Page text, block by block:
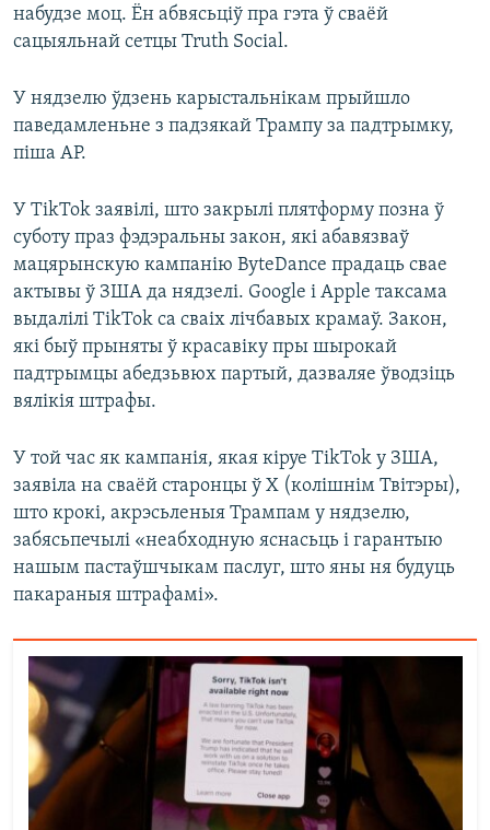
набудзе моц. Ён абвясьціў пра гэта ў сваёй
сацыяльнай сетцы Truth Social.
У нядзелю ўдзень карыстальнікам прыйшло
паведамленьне з падзякай Трампу за падтрымку,
піша АР.
У TikTok заявілі, што закрылі плятформу позна ў
суботу праз фэдэральны закон, які абавязваў
мацярынскую кампанію ByteDance прадаць свае
актывы ў ЗША да нядзелі. Google і Apple таксама
выдалілі TikTok са сваіх лічбавых крамаў. Закон,
які быў прыняты ў красавіку пры шырокай
падтрымцы абедзьвюх партый, дазваляе ўводзіць
вялікія штрафы.
У той час як кампанія, якая кіруе TikTok у ЗША,
заявіла на сваёй старонцы ў X (колішнім Твітэры),
што крокі, акрэсьленыя Трампам у нядзелю,
забясьпечылі «неабходную яснасьць і гарантыю
нашым пастаўшчыкам паслуг, што яны ня будуць
пакараныя штрафамі».